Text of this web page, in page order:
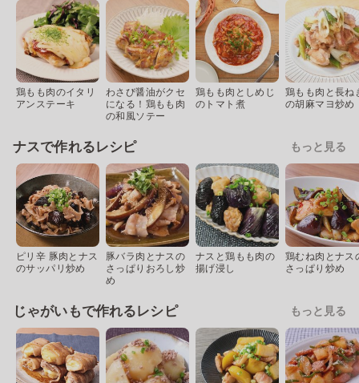
鶏もも肉のイタリ
アンステーキ
わさび醤油がクセ
になる！鶏もも肉
の和風ソテー
鶏もも肉としめじ
のトマト煮
鶏もも肉と長ね
の胡麻マヨ炒め
ナスで作れるレシピ もっと見る
ピリ辛 豚肉とナス
のサッパリ炒め
豚バラ肉とナスの
さっぱりおろし炒
め
ナスと鶏もも肉の
揚げ浸し
鶏むね肉とナス
さっぱり炒め
じゃがいもで作れるレシピ もっと見る